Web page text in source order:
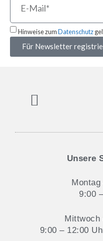
Hinweise zumDatenschutz
Für Newsletter
Unsere
9:00
Mittwoch
9:00 – 12:00